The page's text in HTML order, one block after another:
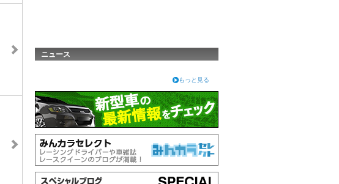
ニュース
もっと見る